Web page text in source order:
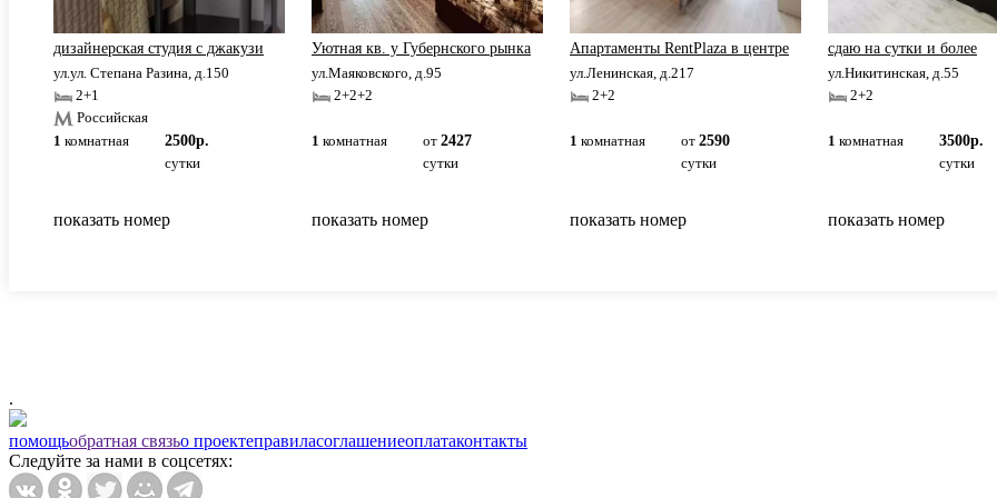
дизайнерская студия с джакузи
ул.ул. Степана Разина, д.150
2+1
Российская
1 комнатная
2500р.
сутки
показать номер
Уютная кв. у Губернского рынка
ул.Маяковского, д.95
2+2+2
1 комнатная от 2427
сутки
показать номер
Апартаменты RentPlaza в центре
ул.Ленинская, д.217
2+2
1 комнатная от 2590
сутки
показать номер
сдаю на сутки и более
ул.Никитинская, д.55
2+2
1 комнатная
3500р.
сутки
показать номер
.
помощьобратная связьо проектеправиласоглашениеоплатаконтакты
Следуйте за нами в соцсетях: